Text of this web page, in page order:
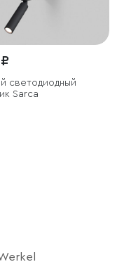
светодиодный
Sarca